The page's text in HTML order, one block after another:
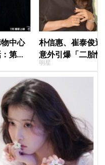
中心
第三
朴信惠、崔泰俊
意外引爆「二胎
明星